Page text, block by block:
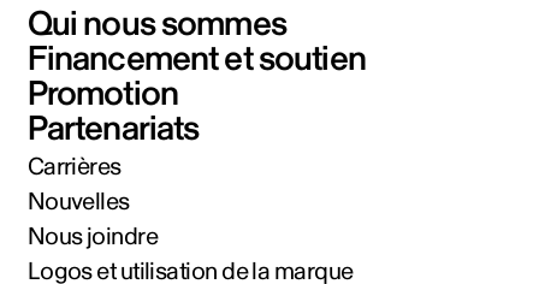
Qui nous sommes
Financement et soutien
Promotion
Partenariats
Carrières
Nouvelles
Nous joindre
Logos et utilisation de la marque